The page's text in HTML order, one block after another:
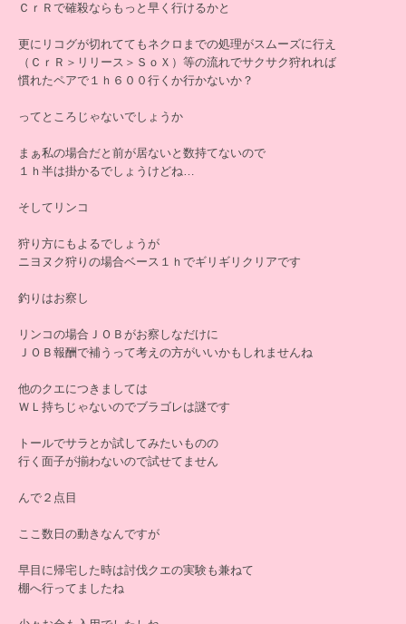
ＣｒＲで確殺ならもっと早く行けるかと
更にリコグが切れててもネクロまでの処理がスムーズに行え
（ＣｒＲ＞リリース＞ＳｏＸ）等の流れでサクサク狩れれば
慣れたペアで１ｈ６００行くか行かないか？
ってところじゃないでしょうか
まぁ私の場合だと前が居ないと数持てないので
１ｈ半は掛かるでしょうけどね…
そしてリンコ
狩り方にもよるでしょうが
ニヨヌク狩りの場合ベース１ｈでギリギリクリアです
釣りはお察し
リンコの場合ＪＯＢがお察しなだけに
ＪＯＢ報酬で補うって考えの方がいいかもしれませんね
他のクエにつきましては
ＷＬ持ちじゃないのでブラゴレは謎です
トールでサラとか試してみたいものの
行く面子が揃わないので試せてません
んで２点目
ここ数日の動きなんですが
早目に帰宅した時は討伐クエの実験も兼ねて
棚へ行ってましたね